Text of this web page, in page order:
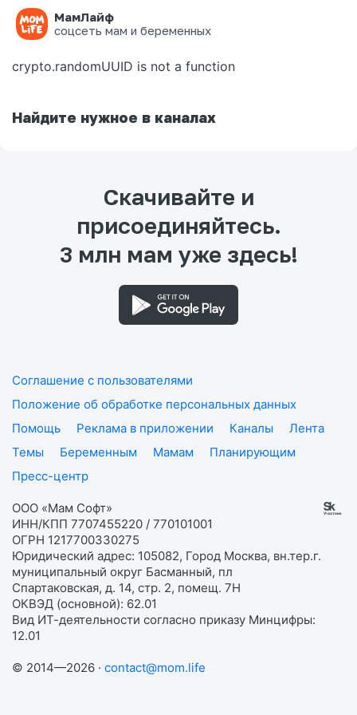
МамЛайф
соцсеть мам и беременных
Ошибка на странице
crypto.randomUUID is not a function
Найдите нужное в каналах
Скачивайте и
присоединяйтесь.
3 млн мам уже здесь!
Соглашение с пользователями
Положение об обработке персональных данных
Помощь
Реклама в приложении Каналы
Лента
Темы
Беременным Мамам
Планирующим
Пресс-центр
ООО «Мам Софт»
ИНН/КПП 7707455220 / 770101001
ОГРН 1217700330275
Юридический адрес: 105082, Город Москва, вн.тер.г.
муниципальный округ Басманный, пл
Спартаковская, д. 14, стр. 2, помещ. 7Н
ОКВЭД (основной): 62.01
Вид ИТ-деятельности согласно приказу Минцифры:
12.01
© 2014—2026 · contact@mom.life